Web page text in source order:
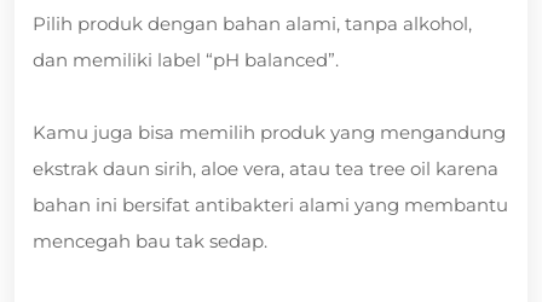
Pilih produk dengan bahan alami, tanpa alkohol,
dan memiliki label “pH balanced”.
Kamu juga bisa memilih produk yang mengandung
ekstrak daun sirih, aloe vera, atau tea tree oil karena
bahan ini bersifat antibakteri alami yang membantu
mencegah bau tak sedap.